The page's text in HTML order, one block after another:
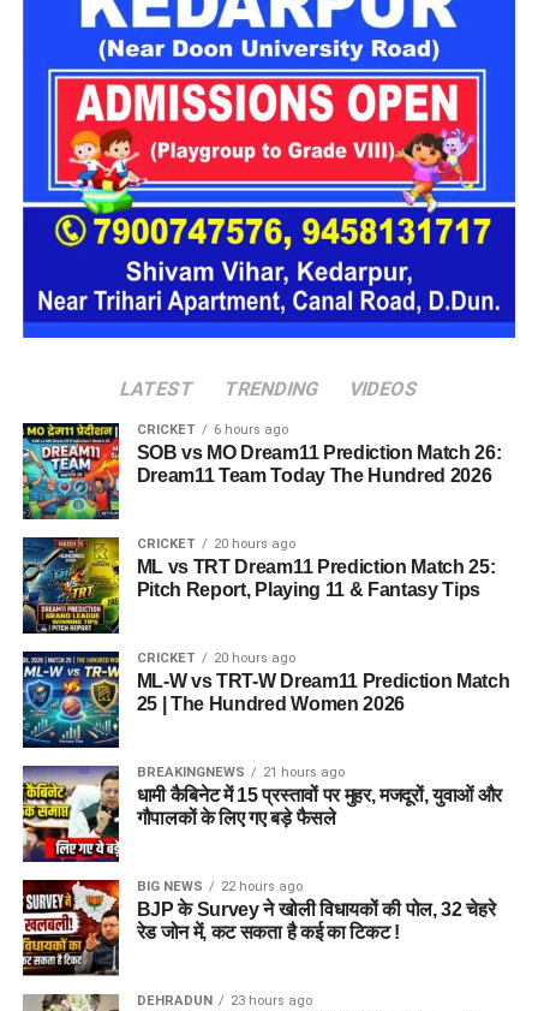
कांग्रेस ने इस मुद्दे पर भाजपा को घेरा
कांग्रेस ने इस मुद्दे पर भाजपा को घेरते हुए कहा कि आंदोलन कर रहे युवाओं
के लिए इस तरह की भाषा का इस्तेमाल दुर्भाग्यपूर्ण है। पार्टी नेताओं का
कहना है कि जिन छात्रों ने अपने भविष्य और रोजगार से जुड़े मुद्दों को लेकर
लगातार संघर्ष किया, उनके प्रति सम्मानजनक व्यवहार होना चाहिए।
कांग्रेस प्रवक्ता प्रतिमा सिंह ने कहा कि लाखों युवाओं की आवाज को
नजरअंदाज नहीं किया जा सकता। उनके अनुसार, छात्रों के आंदोलन और
जनदबाव के बाद ही केंद्र सरकार को महत्वपूर्ण निर्णय लेने पड़े। उन्होंने
युवाओं की भावनाओं को ठेस पहुंचाने वाली है।
LATEST TRENDING VIDEOS
CRICKET 6 hours ago
SOB vs MO Dream11 Prediction Match 26:
Dream11 Team Today The Hundred 2026
CRICKET 20 hours ago
ML vs TRT Dream11 Prediction Match 25:
Pitch Report, Playing 11 & Fantasy Tips
CRICKET 20 hours ago
ML-W vs TRT-W Dream11 Prediction Match
25 | The Hundred Women 2026
BREAKINGNEWS 21 hours ago
धामी कैबिनेट में 15 प्रस्तावों पर मुहर, मजदूरों, युवाओं और
गौपालकों के लिए गए बड़े फैसले
BIG NEWS 22 hours ago
BJP के Survey ने खोली विधायकों की पोल, 32 चेहरे
रेड जोन में, कट सकता है कई का टिकट !
DEHRADUN 23 hours ago